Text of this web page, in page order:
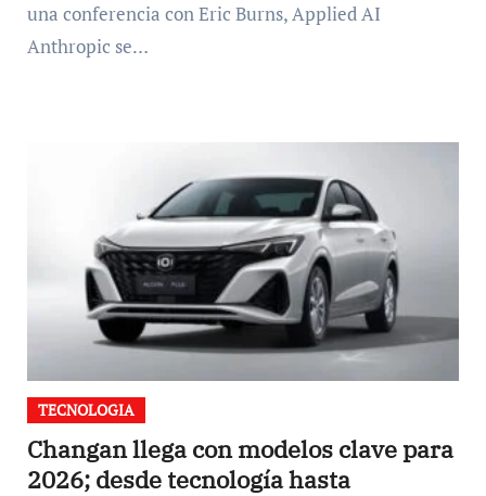
una conferencia con Eric Burns, Applied AI
Anthropic se…
TECNOLOGIA
Changan llega con modelos clave para
2026; desde tecnología hasta